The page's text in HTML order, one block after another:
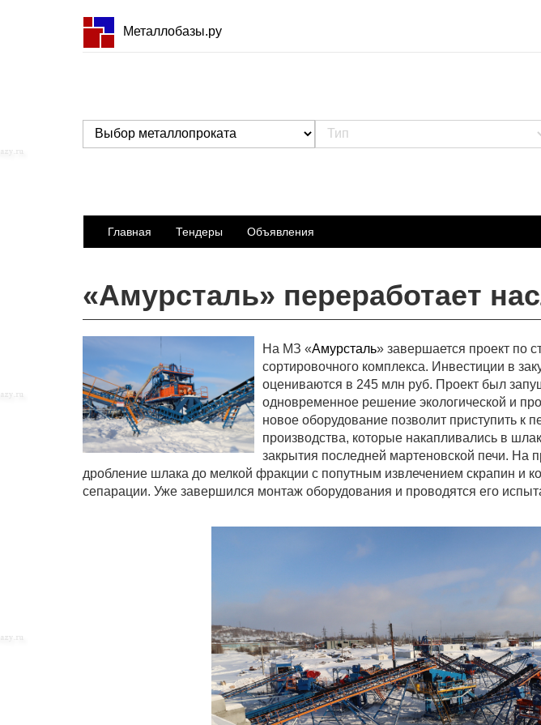
Металлобазы.ру
Главная Тендеры Объявления
«Амурсталь» переработает
На МЗ «Амурсталь» завершается проект по
сортировочного комплекса. Инвестиции в
оцениваются в 245 млн руб. Проект был
одновременное решение экологической и
новое оборудование позволит приступить к
производства, которые накапливались в
закрытия последней мартеновской печи. На
дробление шлака до мелкой фракции с попутным извлечением скрапин и
сепарации. Уже завершился монтаж оборудования и проводятся его